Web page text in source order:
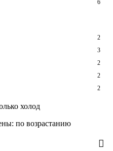
6
2
3
2
2
2
холод
по возрастанию